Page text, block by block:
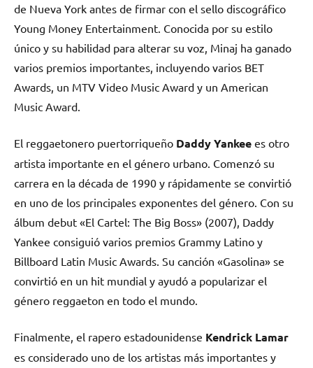
de Nueva York antes de firmar con el sello discográfico
Young Money Entertainment. Conocida por su estilo
único y su habilidad para alterar su voz, Minaj ha ganado
varios premios importantes, incluyendo varios BET
Awards, un MTV Video Music Award y un American
Music Award.
El reggaetonero puertorriqueño Daddy Yankee es otro
artista importante en el género urbano. Comenzó su
carrera en la década de 1990 y rápidamente se convirtió
en uno de los principales exponentes del género. Con su
álbum debut «El Cartel: The Big Boss» (2007), Daddy
Yankee consiguió varios premios Grammy Latino y
Billboard Latin Music Awards. Su canción «Gasolina» se
convirtió en un hit mundial y ayudó a popularizar el
género reggaeton en todo el mundo.
Finalmente, el rapero estadounidense Kendrick Lamar
es considerado uno de los artistas más importantes y